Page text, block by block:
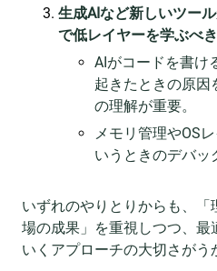
生成AIなど新しいツー
で低レイヤーを学ぶべ
AIがコードを書け
起きたときの原因
の理解が重要。
メモリ管理やOS
いうときのデバッ
いずれのやりとりからも、
場の成果」を重視しつつ、最
いくアプローチの大切さがう